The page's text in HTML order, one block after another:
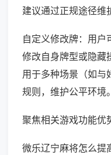
建议通过正规途径维
自定义修改牌：用户
修改自身牌型或隐藏
用于多种场景（如与
规则，维护公平环境。
聚焦相关游戏功能优
微乐辽宁麻将怎么提